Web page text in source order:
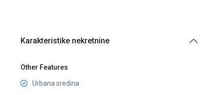
Karakteristike nekretnine
Other Features
Urbana sredina